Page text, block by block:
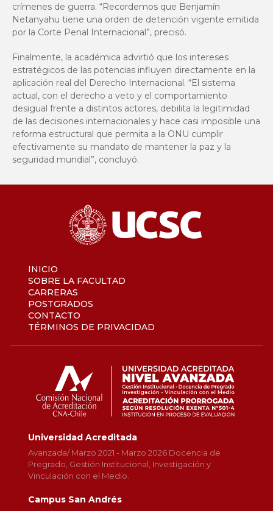
crímenes de guerra. “Recordemos que Benjamín
Netanyahu tiene una orden de detención vigente emitida
por la Corte Penal Internacional”, precisó.
Finalmente, la académica advirtió que los intereses
estratégicos de las potencias influyen directamente en la
aplicación real del Derecho Internacional. “El sistema
actual, con el derecho a veto y el comportamiento
desigual frente a distintos actores, debilita la legitimidad
de las decisiones internacionales y hace casi imposible una
reforma estructural que permita a la ONU cumplir
efectivamente su mandato de mantener la paz y la
seguridad mundial”, concluyó.
INICIO
SOBRE LA FACULTAD
CARRERAS
POSTGRADOS
CONTACTO
TÉRMINOS DE PRIVACIDAD
Universidad Acreditada
Avanzada/ Marzo 2021 - Marzo 2026 Docencia de
Pregrado, Gestión Institucional, Investigación y
Vinculación con el Medio.
Campus San Andrés